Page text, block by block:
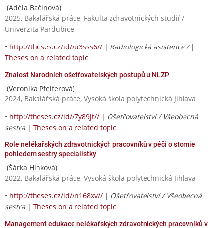
(Adéla Bačinová)
2025, Bakalářská práce, Fakulta zdravotnických studií /
Univerzita Pardubice
• http://theses.cz/id//u3sss6// | Radiologická asistence / |
Theses on a related topic
Znalost Národních ošetřovatelských postupů u NLZP
(Veronika Pfeiferová)
2024, Bakalářská práce, Vysoká škola polytechnická Jihlava
• http://theses.cz/id//7y89jt// | Ošetřovatelství / Všeobecná
sestra | Theses on a related topic
Role nelékařských zdravotnických pracovníků v péči o stomie
pohledem sestry specialistky
(Šárka Hinková)
2022, Bakalářská práce, Vysoká škola polytechnická Jihlava
• http://theses.cz/id//n168xv// | Ošetřovatelství / Všeobecná
sestra | Theses on a related topic
Management edukace nelékařských zdravotnických pracovníků v